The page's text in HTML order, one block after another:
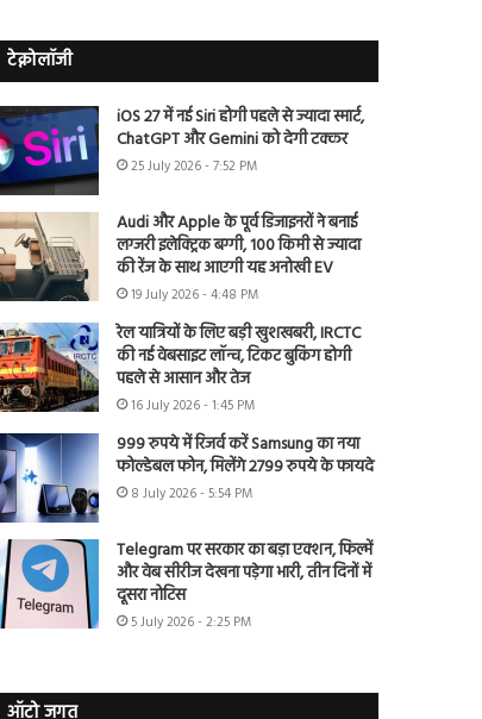
टेक्नोलॉजी
iOS 27 में नई Siri होगी पहले से ज्यादा स्मार्ट,
ChatGPT और Gemini को देगी टक्कर
25 July 2026 - 7:52 PM
Audi और Apple के पूर्व डिजाइनरों ने बनाई
लग्जरी इलेक्ट्रिक बग्गी, 100 किमी से ज्यादा
की रेंज के साथ आएगी यह अनोखी EV
19 July 2026 - 4:48 PM
रेल यात्रियों के लिए बड़ी खुशखबरी, IRCTC
की नई वेबसाइट लॉन्च, टिकट बुकिंग होगी
पहले से आसान और तेज
16 July 2026 - 1:45 PM
999 रुपये में रिजर्व करें Samsung का नया
फोल्डेबल फोन, मिलेंगे 2799 रुपये के फायदे
8 July 2026 - 5:54 PM
Telegram पर सरकार का बड़ा एक्शन, फिल्में
और वेब सीरीज देखना पड़ेगा भारी, तीन दिनों में
दूसरा नोटिस
5 July 2026 - 2:25 PM